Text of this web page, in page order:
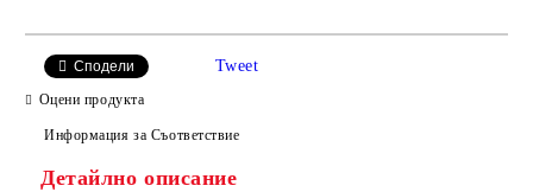
Сподели Tweet
Оцени продукта
Информация за Съответствие
Детайлно описание